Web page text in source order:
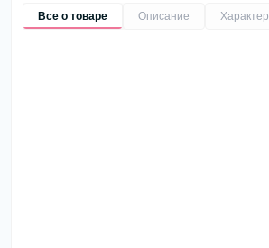
Все о товаре Описание